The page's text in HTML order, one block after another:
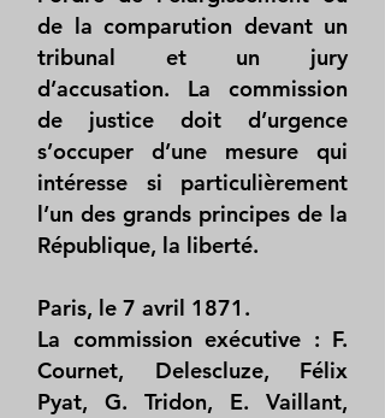
de la comparution devant un
tribunal et un jury
d’accusation. La commission
de justice doit d’urgence
s’occuper d’une mesure qui
intéresse si particulièrement
l’un des grands principes de la
République, la liberté.
Paris, le 7 avril 1871.
La commission exécutive : F.
Cournet, Delescluze, Félix
Pyat, G. Tridon, E. Vaillant,